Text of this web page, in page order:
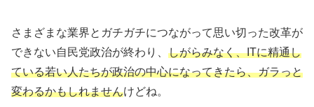
さまざまな業界とガチガチにつながって思い切った改革が
できない自民党政治が終わり、 しがらみなく、ITに精通し
ている若い人たちが政治の中心になってきたら、ガラっと
変わるかもしれませんけどね。